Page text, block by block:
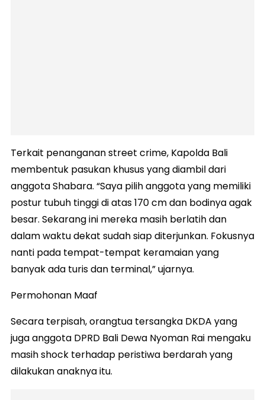
Terkait penanganan street crime, Kapolda Bali
membentuk pasukan khusus yang diambil dari
anggota Shabara. “Saya pilih anggota yang memiliki
postur tubuh tinggi di atas 170 cm dan bodinya agak
besar. Sekarang ini mereka masih berlatih dan
dalam waktu dekat sudah siap diterjunkan. Fokusnya
nanti pada tempat-tempat keramaian yang
banyak ada turis dan terminal,” ujarnya.
Permohonan Maaf
Secara terpisah, orangtua tersangka DKDA yang
juga anggota DPRD Bali Dewa Nyoman Rai mengaku
masih shock terhadap peristiwa berdarah yang
dilakukan anaknya itu.